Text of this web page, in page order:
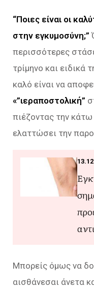
“Ποιες είναι οι
στην εγκυμοσύνη;”
περισσότερες
τρίμηνο και ειδικά
καλό είναι να
«”ιεραποστολική”
πιέζοντας την
ελαττώσει την
Μπορείς όμως να
αισθάνεσαι άνετα